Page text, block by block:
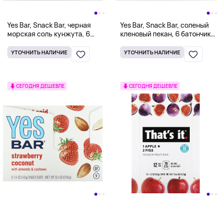
Yes Bar, Snack Bar, черная
морская соль кунжута, 6
унции)
УТОЧНИТЬ НАЛИЧИЕ
Yes Bar, Snack Bar, соленый
кленовый пекан, 6 батончиков
УТОЧНИТЬ НАЛИЧИЕ
СЕГОДНЯ ДЕШЕВЛЕ СЕГОДНЯ ДЕШЕВЛЕ